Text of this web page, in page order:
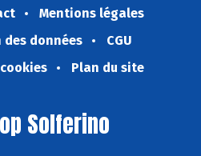
Mentions légales
données
CGU
Plan du site
Solferino